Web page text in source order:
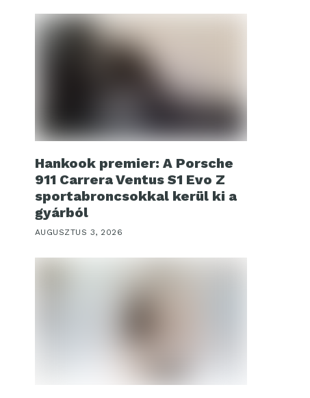
Hankook premier: A Porsche
911 Carrera Ventus S1 Evo Z
sportabroncsokkal kerül ki a
gyárból
AUGUSZTUS 3, 2026